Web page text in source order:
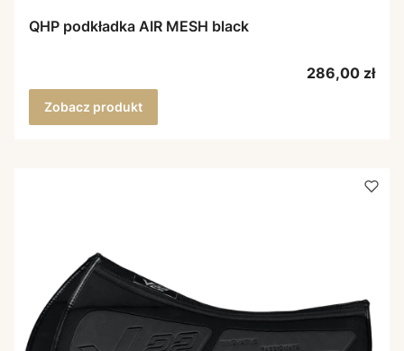
QHP podkładka AIR MESH black
Cena
286,00 zł
Zobacz produkt